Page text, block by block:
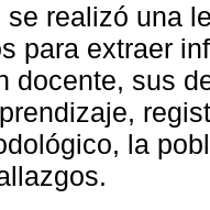
se realizó una
para extraer
docente, sus
la